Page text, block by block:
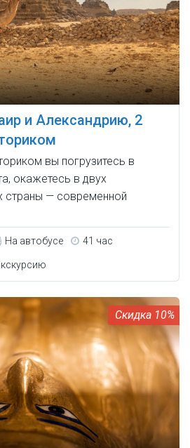
и Александрию, 2
вы погрузитесь в
окажетесь в двух
страны — современной
На автобусе 41 час
10%